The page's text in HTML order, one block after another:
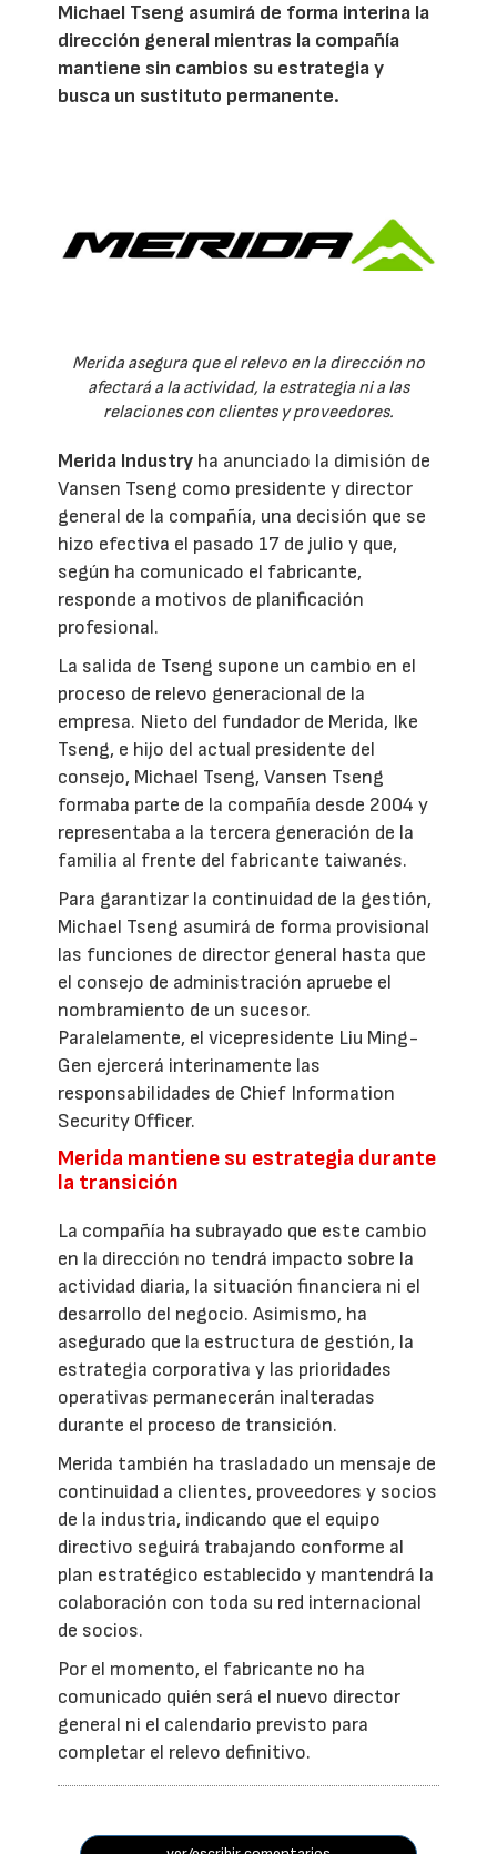
Michael Tseng asumirá de forma interina la
dirección general mientras la compañía
mantiene sin cambios su estrategia y
busca un sustituto permanente.
Merida asegura que el relevo en la dirección no
afectará a la actividad, la estrategia ni a las
relaciones con clientes y proveedores.
Merida Industry ha anunciado la dimisión de
Vansen Tseng como presidente y director
general de la compañía, una decisión que se
hizo efectiva el pasado 17 de julio y que,
según ha comunicado el fabricante,
responde a motivos de planificación
profesional.
La salida de Tseng supone un cambio en el
proceso de relevo generacional de la
empresa. Nieto del fundador de Merida, Ike
Tseng, e hijo del actual presidente del
consejo, Michael Tseng, Vansen Tseng
formaba parte de la compañía desde 2004 y
representaba a la tercera generación de la
familia al frente del fabricante taiwanés.
Para garantizar la continuidad de la gestión,
Michael Tseng asumirá de forma provisional
las funciones de director general hasta que
el consejo de administración apruebe el
nombramiento de un sucesor.
Paralelamente, el vicepresidente Liu Ming-
Gen ejercerá interinamente las
responsabilidades de Chief Information
Security Officer.
Merida mantiene su estrategia durante
la transición
La compañía ha subrayado que este cambio
en la dirección no tendrá impacto sobre la
actividad diaria, la situación financiera ni el
desarrollo del negocio. Asimismo, ha
asegurado que la estructura de gestión, la
estrategia corporativa y las prioridades
operativas permanecerán inalteradas
durante el proceso de transición.
Merida también ha trasladado un mensaje de
continuidad a clientes, proveedores y socios
de la industria, indicando que el equipo
directivo seguirá trabajando conforme al
plan estratégico establecido y mantendrá la
colaboración con toda su red internacional
de socios.
Por el momento, el fabricante no ha
comunicado quién será el nuevo director
general ni el calendario previsto para
completar el relevo definitivo.